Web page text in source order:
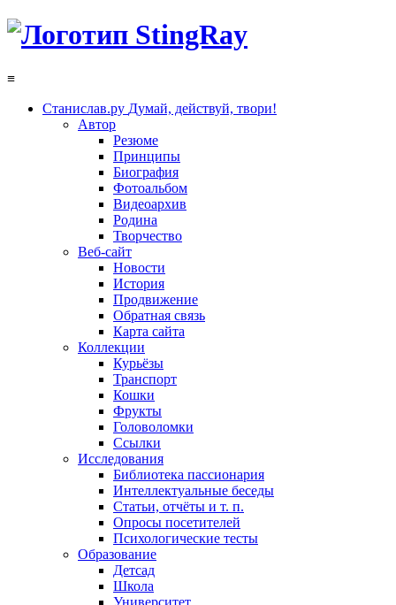
≡
Станислав.ру Думай, действуй, твори!
Автор
Резюме
Принципы
Биография
Фотоальбом
Видеоархив
Родина
Творчество
Веб-сайт
Новости
История
Продвижение
Обратная связь
Карта сайта
Коллекции
Курьёзы
Транспорт
Кошки
Фрукты
Головоломки
Ссылки
Исследования
Библиотека пассионария
Интеллектуальные беседы
Статьи, отчёты и т. п.
Опросы посетителей
Психологические тесты
Образование
Детсад
Школа
Университет